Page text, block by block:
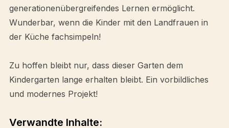
generationenübergreifendes Lernen ermöglicht.
Wunderbar, wenn die Kinder mit den Landfrauen in
der Küche fachsimpeln!
Zu hoffen bleibt nur, dass dieser Garten dem
Kindergarten lange erhalten bleibt. Ein vorbildliches
und modernes Projekt!
Verwandte Inhalte: